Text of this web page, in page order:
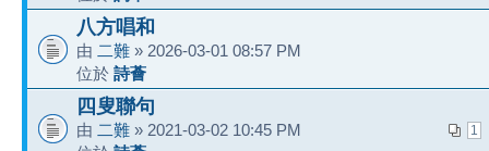
八方唱和
由 二難 » 2026-03-01 08:57 PM
位於 詩薈
四叟聯句
1
由 二難 » 2021-03-02 10:45 PM